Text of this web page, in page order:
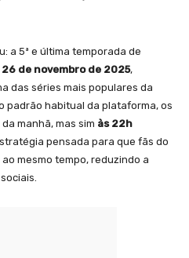
a 5ª e última temporada de
26 de novembro de 2025,
das séries mais populares da
padrão habitual da plataforma, os
manhã, mas sim às 22h
pensada para que fãs do
mesmo tempo, reduzindo a